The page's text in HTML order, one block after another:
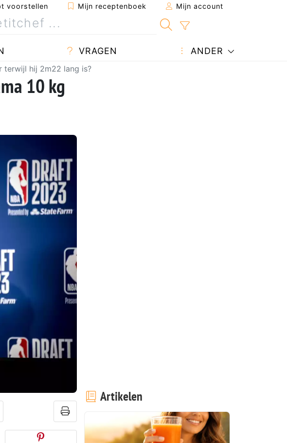
voorstellen Mijn receptenboek Mijn account
VRAGEN ANDER
terwijl hij 2m22 lang is?
10 kg
Artikelen